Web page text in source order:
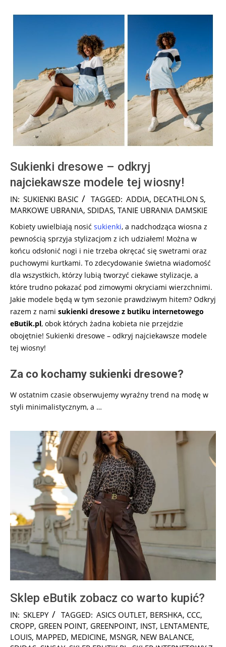
Sukienki dresowe – odkryj
najciekawsze modele tej wiosny!
2026-
02-
IN: SUKIENKI BASIC TAGGED: ADDIA, DECATHLON S,
MARKOWE UBRANIA, SDIDAS, TANIE UBRANIA DAMSKIE
Kobiety uwielbiają nosić sukienki, a nadchodząca wiosna z
pewnością sprzyja stylizacjom z ich udziałem! Można w
końcu odsłonić nogi i nie trzeba okręcać się swetrami oraz
puchowymi kurtkami. To zdecydowanie świetna wiadomość
dla wszystkich, którzy lubią tworzyć ciekawe stylizacje, a
które trudno pokazać pod zimowymi okryciami wierzchnimi.
Jakie modele będą w tym sezonie prawdziwym hitem? Odkryj
razem z nami sukienki dresowe z butiku internetowego
eButik.pl, obok których żadna kobieta nie przejdzie
obojętnie! Sukienki dresowe – odkryj najciekawsze modele
tej wiosny!
Za co kochamy sukienki dresowe?
W ostatnim czasie obserwujemy wyraźny trend na modę w
styli minimalistycznym, a …
Sklep eButik zobacz co warto kupić?
2025-
12-
07
IN: SKLEPY TAGGED: ASICS OUTLET, BERSHKA, CCC,
CROPP, GREEN POINT, GREENPOINT, INST, LENTAMENTE,
LOUIS, MAPPED, MEDICINE, MSNGR, NEW BALANCE,